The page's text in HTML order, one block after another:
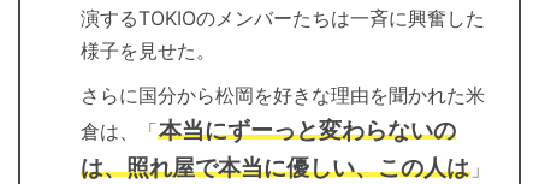
演するTOKIOのメンバーたちは一斉に興奮した
様子を見せた。
さらに国分から松岡を好きな理由を聞かれた米
倉は、「本当にずーっと変わらないの
は、照れ屋で本当に優しい、この人は 」